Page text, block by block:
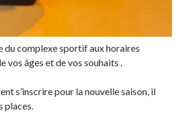
du complexe sportif aux horaires
vos âges et de vos souhaits .
s’inscrire pour la nouvelle saison, il
places.